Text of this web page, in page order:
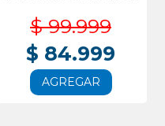
$ 99.999
$ 84.999
AGREGAR